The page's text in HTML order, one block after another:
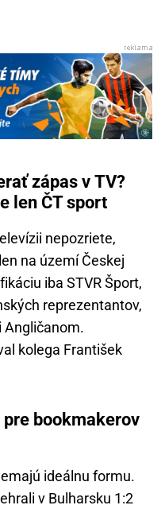
zápas v TV?
len ČT sport
nepozriete,
na území Českej
iba STVR Šport,
reprezentantov,
Angličanom.
kolega František
bookmakerov
ideálnu formu.
v Bulharsku 1:2